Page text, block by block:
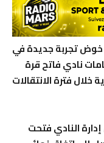
خوض تجربة جديدة في
نادي فاتح قرة
فترة الانتقالات
النادي فتحت